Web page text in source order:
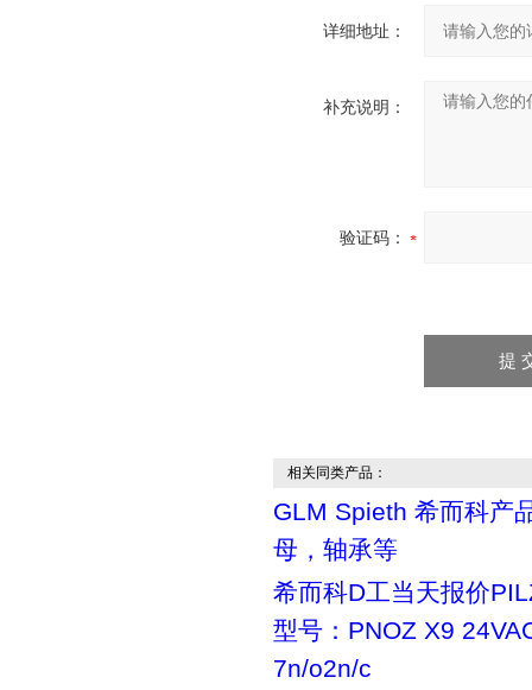
详细地址：
补充说明：
验证码：
相关同类产品：
GLM Spieth 希而科产
母，轴承等
希而科D工当天报价
型号：PNOZ X9
7n/o2n/c